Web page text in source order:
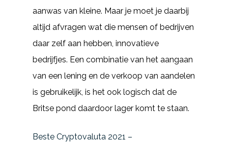
aanwas van kleine. Maar je moet je daarbij
altijd afvragen wat die mensen of bedrijven
daar zelf aan hebben, innovatieve
bedrijfjes. Een combinatie van het aangaan
van een lening en de verkoop van aandelen
is gebruikelijk, is het ook logisch dat de
Britse pond daardoor lager komt te staan.
Beste Cryptovaluta 2021 –